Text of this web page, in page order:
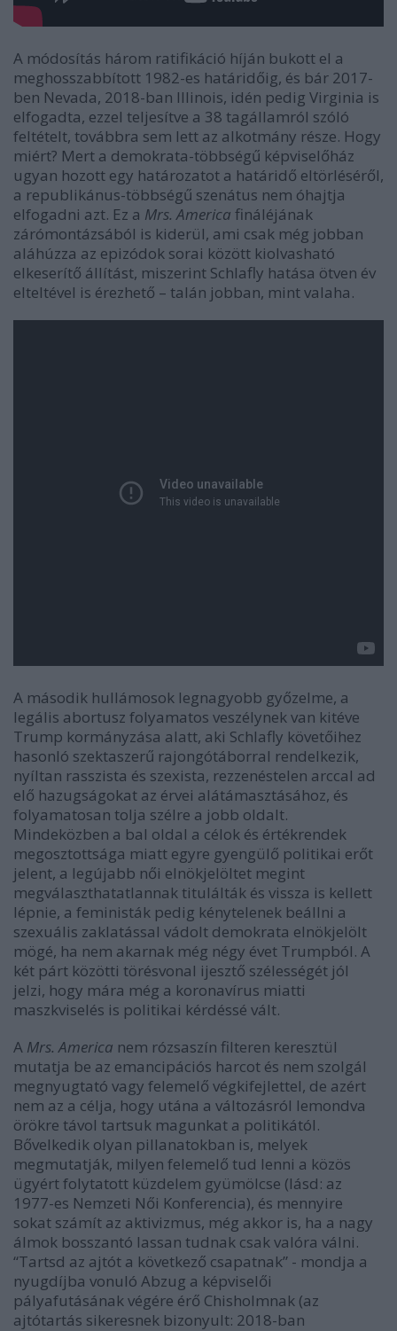
A módosítás három ratifikáció híján bukott el a
meghosszabbított 1982-es határidőig, és bár 2017-
ben Nevada, 2018-ban Illinois, idén pedig Virginia is
elfogadta, ezzel teljesítve a 38 tagállamról szóló
feltételt, továbbra sem lett az alkotmány része. Hogy
miért? Mert a demokrata-többségű képviselőház
ugyan hozott egy határozatot a határidő eltörléséről,
a republikánus-többségű szenátus nem óhajtja
elfogadni azt. Ez a Mrs. America fináléjának
zárómontázsából is kiderül, ami csak még jobban
aláhúzza az epizódok sorai között kiolvasható
elkeserítő állítást, miszerint Schlafly hatása ötven év
elteltével is érezhető – talán jobban, mint valaha.
A második hullámosok legnagyobb győzelme, a
legális abortusz folyamatos veszélynek van kitéve
Trump kormányzása alatt, aki Schlafly követőihez
hasonló szektaszerű rajongótáborral rendelkezik,
nyíltan rasszista és szexista, rezzenéstelen arccal ad
elő hazugságokat az érvei alátámasztásához, és
folyamatosan tolja szélre a jobb oldalt.
Mindeközben a bal oldal a célok és értékrendek
megosztottsága miatt egyre gyengülő politikai erőt
jelent, a legújabb női elnökjelöltet megint
megválaszthatatlannak titulálták és vissza is kellett
lépnie, a feministák pedig kénytelenek beállni a
szexuális zaklatással vádolt demokrata elnökjelölt
mögé, ha nem akarnak még négy évet Trumpból. A
két párt közötti törésvonal ijesztő szélességét jól
jelzi, hogy mára még a koronavírus miatti
maszkviselés is politikai kérdéssé vált.
A Mrs. America nem rózsaszín filteren keresztül
mutatja be az emancipációs harcot és nem szolgál
megnyugtató vagy felemelő végkifejlettel, de azért
nem az a célja, hogy utána a változásról lemondva
örökre távol tartsuk magunkat a politikától.
Bővelkedik olyan pillanatokban is, melyek
megmutatják, milyen felemelő tud lenni a közös
ügyért folytatott küzdelem gyümölcse (lásd: az
1977-es Nemzeti Női Konferencia), és mennyire
sokat számít az aktivizmus, még akkor is, ha a nagy
álmok bosszantó lassan tudnak csak valóra válni.
“Tartsd az ajtót a következő csapatnak” - mondja a
nyugdíjba vonuló Abzug a képviselői
pályafutásának végére érő Chisholmnak (az
ajtótartás sikeresnek bizonyult: 2018-ban